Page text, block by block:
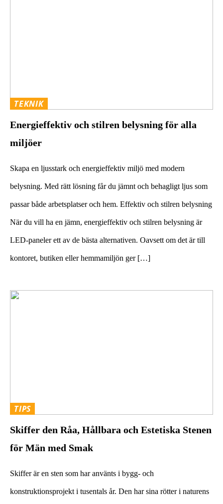
TEKNIK
Energieffektiv och stilren belysning för alla
miljöer
Skapa en ljusstark och energieffektiv miljö med modern
belysning. Med rätt lösning får du jämnt och behagligt ljus som
passar både arbetsplatser och hem. Effektiv och stilren belysning
När du vill ha en jämn, energieffektiv och stilren belysning är
LED-paneler ett av de bästa alternativen. Oavsett om det är till
kontoret, butiken eller hemmamiljön ger […]
TIPS
Skiffer den Råa, Hållbara och Estetiska Stenen
för Män med Smak
Skiffer är en sten som har använts i bygg- och
konstruktionsprojekt i tusentals år. Den har sina rötter i naturens